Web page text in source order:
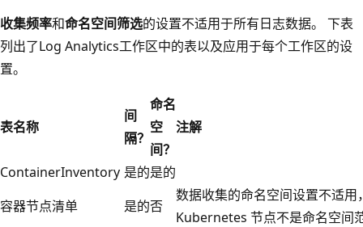
收集频率和命名空间筛选的设置不适用于所有日志数据。 下表
列出了Log Analytics工作区中的表以及应用于每个工作区的设
置。
表名称
间
隔？
命名
空
间？
注解
ContainerInventory 是的是的
容器节点清单
是的否
数据收集的命名空间设置不适用
Kubernetes 节点不是命名空间